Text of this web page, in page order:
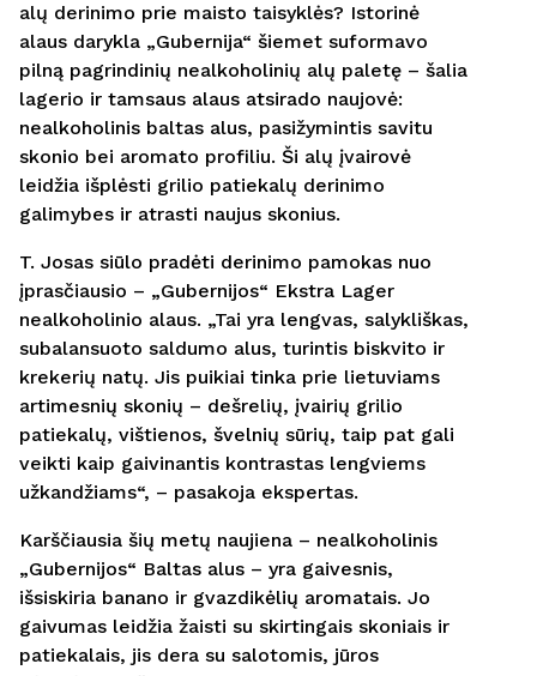
alų derinimo prie maisto taisyklės? Istorinė
alaus darykla „Gubernija“ šiemet suformavo
pilną pagrindinių nealkoholinių alų paletę – šalia
lagerio ir tamsaus alaus atsirado naujovė:
nealkoholinis baltas alus, pasižymintis savitu
skonio bei aromato profiliu. Ši alų įvairovė
leidžia išplėsti grilio patiekalų derinimo
galimybes ir atrasti naujus skonius.
T. Josas siūlo pradėti derinimo pamokas nuo
įprasčiausio – „Gubernijos“ Ekstra Lager
nealkoholinio alaus. „Tai yra lengvas, salykliškas,
subalansuoto saldumo alus, turintis biskvito ir
krekerių natų. Jis puikiai tinka prie lietuviams
artimesnių skonių – dešrelių, įvairių grilio
patiekalų, vištienos, švelnių sūrių, taip pat gali
veikti kaip gaivinantis kontrastas lengviems
užkandžiams“, – pasakoja ekspertas.
Karščiausia šių metų naujiena – nealkoholinis
„Gubernijos“ Baltas alus – yra gaivesnis,
išsiskiria banano ir gvazdikėlių aromatais. Jo
gaivumas leidžia žaisti su skirtingais skoniais ir
patiekalais, jis dera su salotomis, jūros